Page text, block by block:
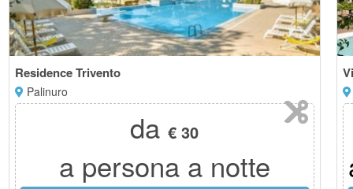
Residence Trivento
Palinuro
da€ 30
a persona a notte